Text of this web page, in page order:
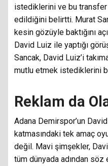
istediklerini ve bu
edildiğini belirtti. Murat
kesin gözüyle baktığını
David Luiz ile yaptığı
Sancak, David Luiz’i
mutlu etmek istediklerini
Reklam da
Adana Demirspor’un
katmasındaki tek amaç
değil. Mavi şimşekler,
tüm dünyada adından